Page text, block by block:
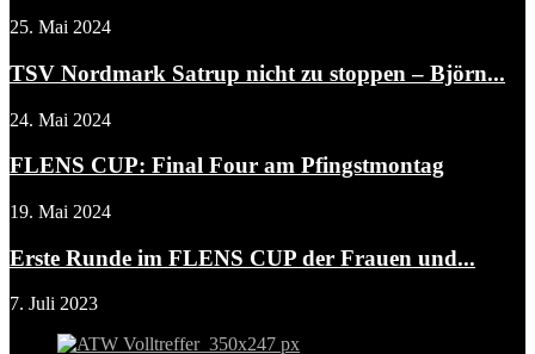
25. Mai 2024
TSV Nordmark Satrup nicht zu stoppen – Björn...
24. Mai 2024
FLENS CUP: Final Four am Pfingstmontag
19. Mai 2024
Erste Runde im FLENS CUP der Frauen und...
7. Juli 2023